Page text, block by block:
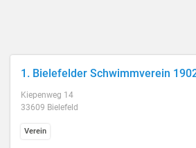
1. Bielefelder Schwimmverein
Kiepenweg 14
33609 Bielefeld
Verein